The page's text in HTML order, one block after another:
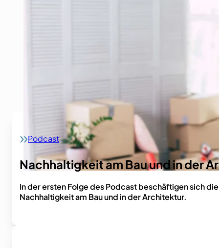
Home
Podcast
Nachhaltigkeit am Bau und in der
In der ersten Folge des Podcast beschäftigen sich
Nachhaltigkeit am Bau und in der Architektur.